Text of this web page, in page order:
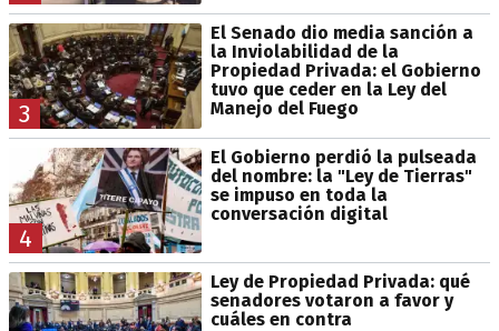
3
El Senado dio media sanción a
la Inviolabilidad de la
Propiedad Privada: el Gobierno
tuvo que ceder en la Ley del
Manejo del Fuego
4
El Gobierno perdió la pulseada
del nombre: la "Ley de Tierras"
se impuso en toda la
conversación digital
Ley de Propiedad Privada: qué
senadores votaron a favor y
cuáles en contra